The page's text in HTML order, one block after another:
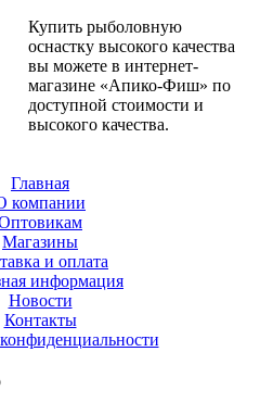
Купить рыболовную
оснастку высокого качества
вы можете в интернет-
магазине «Апико-Фиш» по
доступной стоимости и
высокого качества.
Главная
компании
Магазины
и оплата
информация
Новости
Контакты